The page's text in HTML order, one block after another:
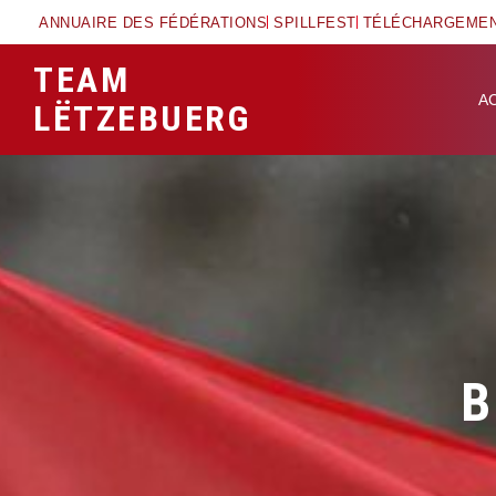
ANNUAIRE DES FÉDÉRATIONS SPILLFEST
TEAM
LËTZEBUERG